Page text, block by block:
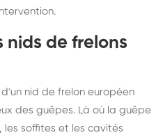
nids de frelons
nid de frelon européen
des guêpes. Là où la guêpe
les soffites et les cavités